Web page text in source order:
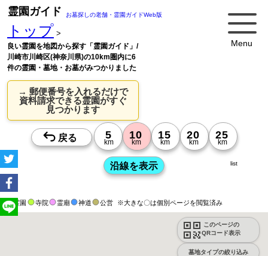
Menu
霊園ガイド お墓探しの老舗・霊園ガイドWeb版
トップ >
良い霊園を地図から探す「霊園ガイド」/
川崎市川崎区(神奈川県)の10km圏内に6
件の霊園・墓地・お墓がみつかりました
→ 郵便番号を入れるだけで
資料請求できる霊園がすぐ
見つかります
霊園 寺院 霊廟 神道 公営 ※大きな〇は個別ページを閲覧済み
このページの
QRコード表示
墓地タイプの絞り込み
list